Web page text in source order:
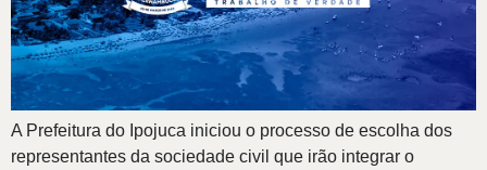
A Prefeitura do Ipojuca iniciou o processo de escolha dos
representantes da sociedade civil que irão integrar o